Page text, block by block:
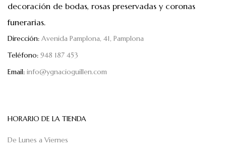
decoración de bodas, rosas preservadas y coronas
funerarias.
Dirección: Avenida Pamplona, 41, Pamplona
Teléfono: 948 187 453
Email: info@ygnacioguillen.com
HORARIO DE LA TIENDA
De Lunes a Viernes